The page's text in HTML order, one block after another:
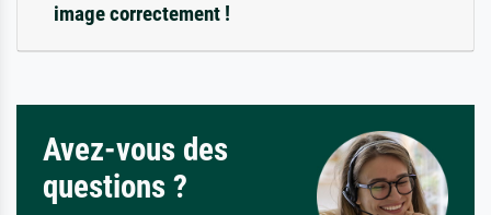
image correctement !
Avez-vous des
questions ?